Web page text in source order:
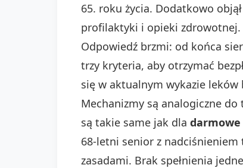
65. roku życia. Dodatkowo
profilaktyki i opieki zdrowotnej.
Odpowiedź brzmi: od końca
trzy kryteria, aby otrzymać
się w aktualnym wykazie leków
Mechanizmy są analogiczne do
są takie same jak dla darmowe
68-letni senior z nadciśnieniem
zasadami. Brak spełnienia